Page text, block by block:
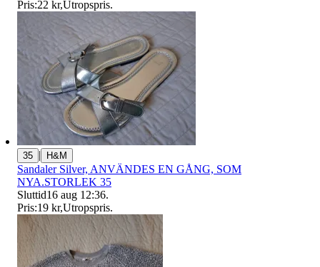
Pris:22 kr,Utropspris.
35 | H&M
Sandaler Silver, ANVÄNDES EN GÅNG, SOM
NYA.STORLEK 35
Sluttid16 aug 12:36.
Pris:19 kr,Utropspris.